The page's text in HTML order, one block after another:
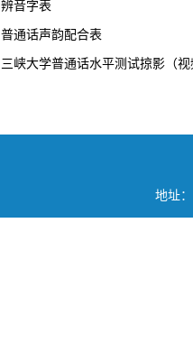
辨音字表
普通话声韵配合表
三峡大学普通话水平测试掠影（视
地址